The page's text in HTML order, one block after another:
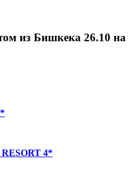
из Бишкека 26.10 на
4*